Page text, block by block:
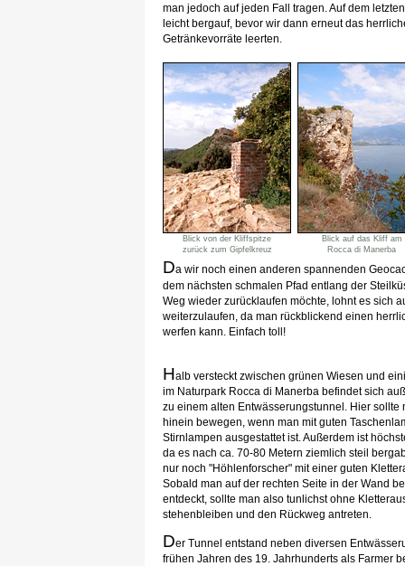
man jedoch auf jeden Fall tragen. Auf dem
leicht bergauf, bevor wir dann erneut das
Getränkevorräte leerten.
Blick von der Kliffspitze
zurück zum Gipfelkreuz
Blick auf das Kliff am
Rocca di Manerba
Da wir noch einen anderen spannenden
dem nächsten schmalen Pfad entlang der
Weg wieder zurücklaufen möchte, lohnt es sich
weiterzulaufen, da man rückblickend einen
werfen kann. Einfach toll!
Halb versteckt zwischen grünen Wiesen und
im Naturpark Rocca di Manerba befindet sich
zu einem alten Entwässerungstunnel. Hier sollte
hinein bewegen, wenn man mit guten
Stirnlampen ausgestattet ist. Außerdem ist
da es nach ca. 70-80 Metern ziemlich steil
nur noch "Höhlenforscher" mit einer guten
Sobald man auf der rechten Seite in der Wand
entdeckt, sollte man also tunlichst ohne
stehenbleiben und den Rückweg antreten.
Der Tunnel entstand neben diversen
frühen Jahren des 19. Jahrhunderts als Farmer